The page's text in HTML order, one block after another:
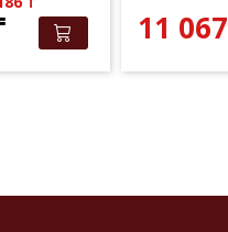
11 067